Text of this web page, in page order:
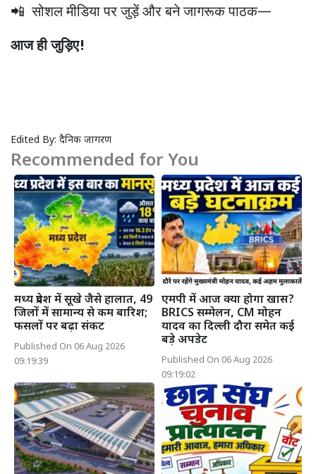
📲 सोशलमीडियापरजुड़ेंऔरबनेजागरूकपाठक—
आजहीजुड़िए!
Edited By: दैनिक जागरण
Recommended for You
मध्य प्रदेश में सूखे जैसे हालात, 49
जिलों में सामान्य से कम बारिश;
फसलों पर बढ़ा संकट
Published On 06 Aug 2026
09:19:39
एमपी में आज क्या होगा खास?
BRICS सम्मेलन, CM मोहन
यादव का दिल्ली दौरा समेत कई
बड़े अपडेट
Published On 06 Aug 2026
09:19:02